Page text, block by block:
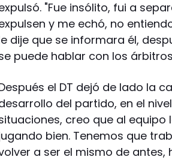
"Fue insólito, fui a
y me echó, no
dije que se informara él,
puede hablar con los
el DT dejó de lado la
del partido, en el
creo que al
bien. Tenemos que
a ser el mismo de